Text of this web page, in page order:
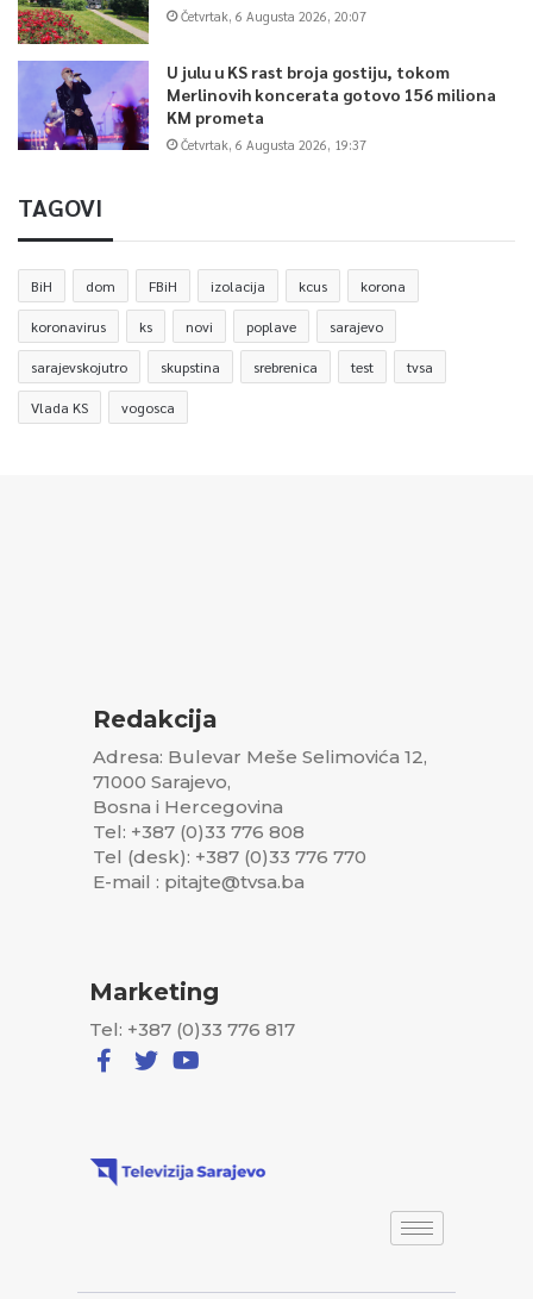
Četvrtak, 6 Augusta 2026, 20:07
U julu u KS rast broja gostiju, tokom
Merlinovih koncerata gotovo 156 miliona
KM prometa
Četvrtak, 6 Augusta 2026, 19:37
TAGOVI
BiH dom FBiH izolacija kcus korona
koronavirus ks novi poplave sarajevo
sarajevskojutro skupstina srebrenica test tvsa
Vlada KS vogosca
Redakcija
Adresa: Bulevar Meše Selimovića 12,
71000 Sarajevo,
Bosna i Hercegovina
Tel: +387 (0)33 776 808
Tel (desk): +387 (0)33 776 770
E-mail : pitajte@tvsa.ba
Marketing
Tel: +387 (0)33 776 817